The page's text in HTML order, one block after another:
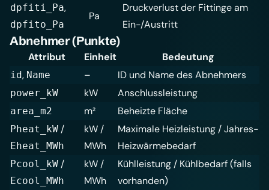
dpfiti_Pa,
dpfito_Pa
Pa
Druckverlust der Fittinge am
Ein-/Austritt
Abnehmer (Punkte)
Attribut Einheit Bedeutung
id, Name – ID und Name des Abnehmers
power_kW kW Anschlussleistung
area_m2 m² Beheizte Fläche
Pheat_kW /
Eheat_MWh
kW /
MWh
Maximale Heizleistung / Jahres-
Heizwärmebedarf
Pcool_kW /
Ecool_MWh
kW /
MWh
Kühlleistung / Kühlbedarf (falls
vorhanden)